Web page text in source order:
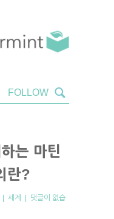
는 마틴
란?
| 세계 | 댓글이 없습